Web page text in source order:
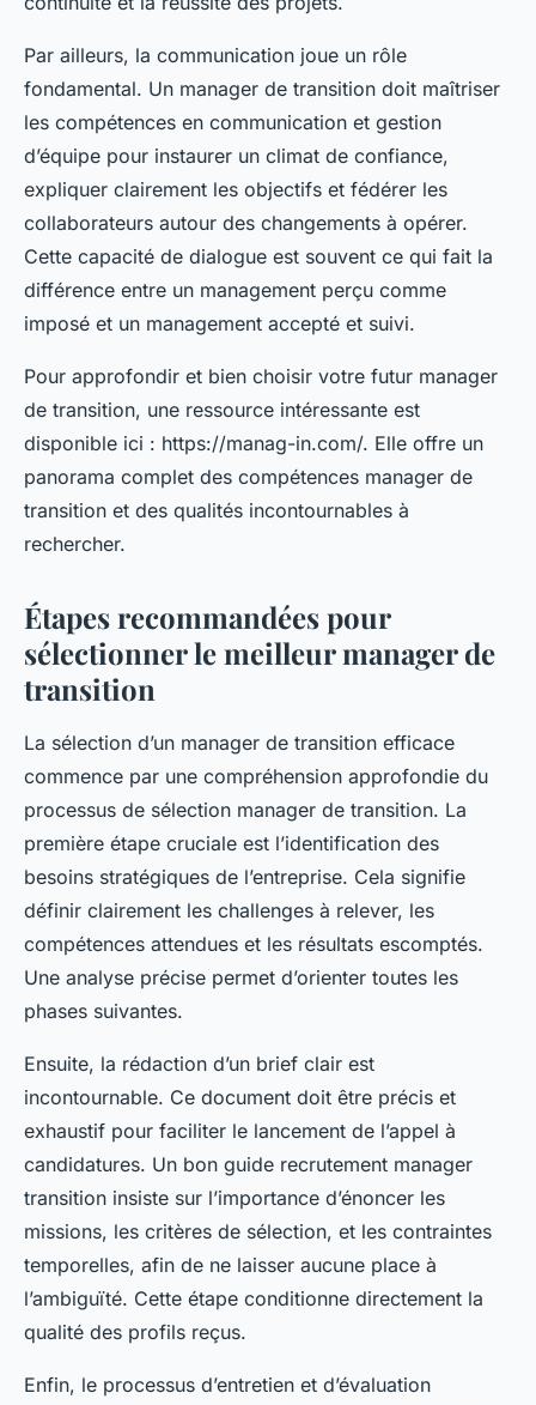
Par ailleurs, la communication joue un rôle
fondamental. Un manager de transition doit maîtriser
les compétences en communication et gestion
d’équipe pour instaurer un climat de confiance,
expliquer clairement les objectifs et fédérer les
collaborateurs autour des changements à opérer.
Cette capacité de dialogue est souvent ce qui fait la
différence entre un management perçu comme
imposé et un management accepté et suivi.
Pour approfondir et bien choisir votre futur manager
de transition, une ressource intéressante est
disponible ici : https://manag-in.com/. Elle offre un
panorama complet des compétences manager de
transition et des qualités incontournables à
rechercher.
Étapes recommandées pour
sélectionner le meilleur manager de
transition
La sélection d’un manager de transition efficace
commence par une compréhension approfondie du
processus de sélection manager de transition. La
première étape cruciale est l’identification des
besoins stratégiques de l’entreprise. Cela signifie
définir clairement les challenges à relever, les
compétences attendues et les résultats escomptés.
Une analyse précise permet d’orienter toutes les
phases suivantes.
Ensuite, la rédaction d’un brief clair est
incontournable. Ce document doit être précis et
exhaustif pour faciliter le lancement de l’appel à
candidatures. Un bon guide recrutement manager
transition insiste sur l’importance d’énoncer les
missions, les critères de sélection, et les contraintes
temporelles, afin de ne laisser aucune place à
l’ambiguïté. Cette étape conditionne directement la
qualité des profils reçus.
Enfin, le processus d’entretien et d’évaluation